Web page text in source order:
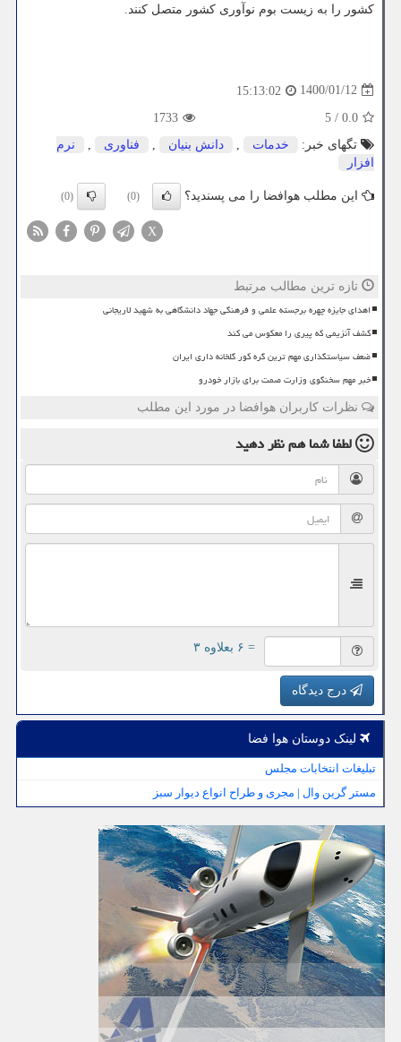
کشور را به زیست بوم نوآوری کشور متصل کنند.
1400/01/12
15:13:02
0.0
/
5
1733
تگهای خبر:
خدمات , دانش بنیان , فناوری ,
نرم
افزار
این مطلب هوافضا را می پسندید؟ (0)
(0)
X
تازه ترین مطالب مرتبط
اهدای جایزه چهره برجسته علمی و فرهنگی جهاد دانشگاهی به شهید لاریجانی
کشف آنزیمی که پیری را معکوس می کند
ضعف سیاستگذاری مهم ترین گره کور گلخانه داری ایران
خبر مهم سخنگوی وزارت صمت برای بازار خودرو
نظرات کاربران هوافضا در مورد این مطلب
لطفا شما همنظر دهید
= ۶ بعلاوه ۳
درج دیدگاه
لینک دوستان هوا فضا
تبلیغات انتخابات مجلس
مستر گرین وال | مجری و طراح انواع دیوار سبز